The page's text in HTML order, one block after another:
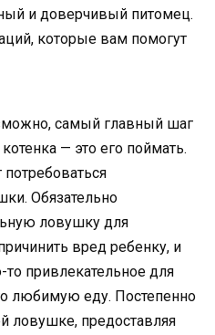
и доверчивый питомец.
которые вам помогут
самый главный шаг
— это его поймать.
Обязательно
ловушку для
вред ребенку, и
то привлекательное для
любимую еду. Постепенно
ловушке, предоставляя